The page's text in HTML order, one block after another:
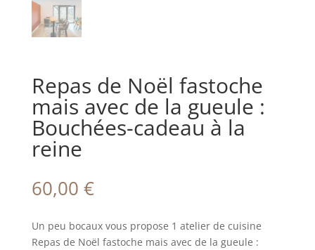
Repas de Noël fastoche
mais avec de la gueule :
Bouchées-cadeau à la
reine
60,00 €
Un peu bocaux vous propose 1 atelier de cuisine
Repas de Noël fastoche mais avec de la gueule :